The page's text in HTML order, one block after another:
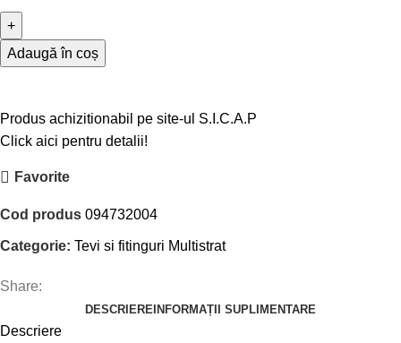
Adaugă în coș
Produs achizitionabil pe site-ul S.I.C.A.P
Click aici pentru detalii!
Favorite
Cod produs 094732004
Categorie: Tevi si fitinguri Multistrat
Share:
DESCRIEREINFORMAȚII SUPLIMENTARE
Descriere